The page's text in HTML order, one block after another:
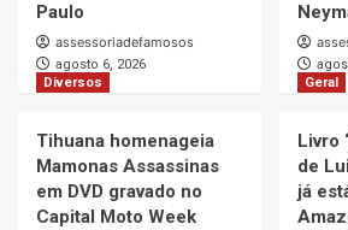
Paulo
assessoriadefamosos
agosto 6, 2026
Diversos
Tihuana homenageia
Mamonas Assassinas
em DVD gravado no
Capital Moto Week
Geral
Livro
de
já